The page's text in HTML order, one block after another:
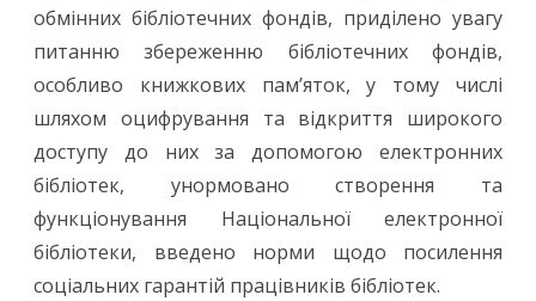
обмінних бібліотечних фондів, приділено увагу
питанню збереженню бібліотечних фондів,
особливо книжкових пам’яток, у тому числі
шляхом оцифрування та відкриття широкого
доступу до них за допомогою електронних
бібліотек, унормовано створення та
функціонування Національної електронної
бібліотеки, введено норми щодо посилення
соціальних гарантій працівників бібліотек.